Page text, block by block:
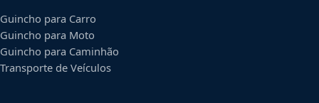
Guincho para Carro
Guincho para Moto
Guincho para Caminhão
Transporte de Veículos